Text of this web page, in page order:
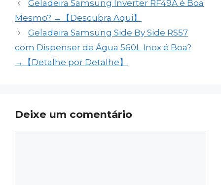
Geladeira Samsung Inverter RF49A é Boa
Mesmo? →【Descubra Aqui】
Geladeira Samsung Side By Side RS57
com Dispenser de Água 560L Inox é Boa?
→【Detalhe por Detalhe】
Deixe um comentário